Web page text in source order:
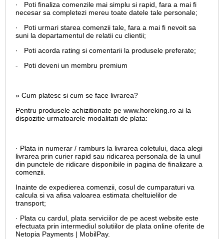
· Poti finaliza comenzile mai simplu si rapid, fara a mai fi
necesar sa completezi mereu toate datele tale personale;
· Poti urmari starea comenzii tale, fara a mai fi nevoit sa
suni la departamentul de relatii cu clientii;
· Poti acorda rating si comentarii la produsele preferate;
- Poti deveni un membru premium
» Cum platesc si cum se face livrarea?
Pentru produsele achizitionate pe www.horeking.ro ai la
dispozitie urmatoarele modalitati de plata:
· Plata in numerar / ramburs la livrarea coletului, daca alegi
livrarea prin curier rapid sau ridicarea personala de la unul
din punctele de ridicare disponibile in pagina de finalizare a
comenzii.
Inainte de expedierea comenzii, cosul de cumparaturi va
calcula si va afisa valoarea estimata cheltuielilor de
transport;
· Plata cu cardul, plata serviciilor de pe acest website este
efectuata prin intermediul solutiilor de plata online oferite de
Netopia Payments | MobilPay.